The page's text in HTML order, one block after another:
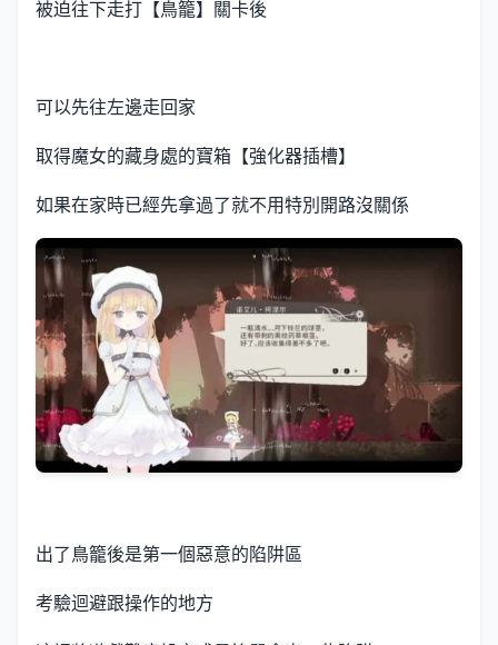
被迫往下走打【鳥籠】關卡後
可以先往左邊走回家
取得魔女的藏身處的寶箱【強化器插槽】
如果在家時已經先拿過了就不用特別開路沒關係
出了鳥籠後是第一個惡意的陷阱區
考驗迴避跟操作的地方